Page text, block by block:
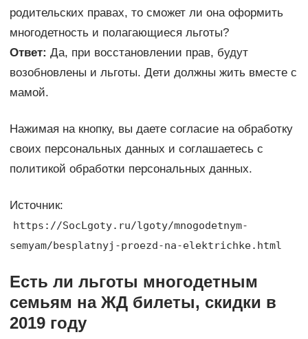
родительских правах, то сможет ли она оформить
многодетность и полагающиеся льготы?
Ответ: Да, при восстановлении прав, будут
возобновлены и льготы. Дети должны жить вместе с
мамой.
Нажимая на кнопку, вы даете согласие на обработку
своих персональных данных и соглашаетесь с
политикой обработки персональных данных.
Источник:
https://SocLgoty.ru/lgoty/mnogodetnym-
semyam/besplatnyj-proezd-na-elektrichke.html
Есть ли льготы многодетным
семьям на ЖД билеты, скидки в
2019 году